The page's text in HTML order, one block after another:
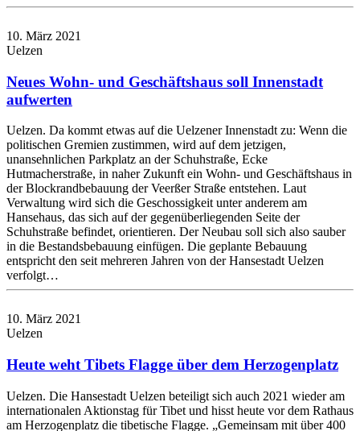
10. März 2021
Uelzen
Neues Wohn- und Geschäftshaus soll Innenstadt
aufwerten
Uelzen. Da kommt etwas auf die Uelzener Innenstadt zu: Wenn die
politischen Gremien zustimmen, wird auf dem jetzigen,
unansehnlichen Parkplatz an der Schuhstraße, Ecke
Hutmacherstraße, in naher Zukunft ein Wohn- und Geschäftshaus in
der Blockrandbebauung der Veerßer Straße entstehen. Laut
Verwaltung wird sich die Geschossigkeit unter anderem am
Hansehaus, das sich auf der gegenüberliegenden Seite der
Schuhstraße befindet, orientieren. Der Neubau soll sich also sauber
in die Bestandsbebauung einfügen. Die geplante Bebauung
entspricht den seit mehreren Jahren von der Hansestadt Uelzen
verfolgt…
10. März 2021
Uelzen
Heute weht Tibets Flagge über dem Herzogenplatz
Uelzen. Die Hansestadt Uelzen beteiligt sich auch 2021 wieder am
internationalen Aktionstag für Tibet und hisst heute vor dem Rathaus
am Herzogenplatz die tibetische Flagge. „Gemeinsam mit über 400